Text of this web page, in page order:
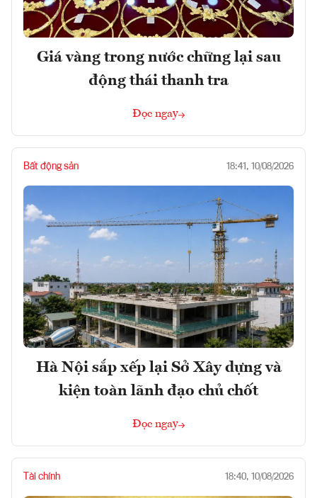
Giá vàng trong nước chững lại sau
động thái thanh tra
Đọc ngay
Bất động sản 18:41, 10/08/2026
Hà Nội sắp xếp lại Sở Xây dựng và
kiện toàn lãnh đạo chủ chốt
Đọc ngay
Tài chính 18:40, 10/08/2026